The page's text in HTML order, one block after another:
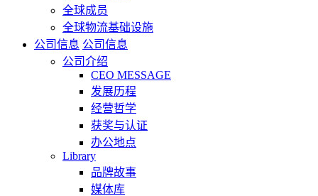
全球成员
全球物流基础设施
公司信息 公司信息
公司介绍
CEO MESSAGE
发展历程
经营哲学
获奖与认证
办公地点
Library
品牌故事
媒体库